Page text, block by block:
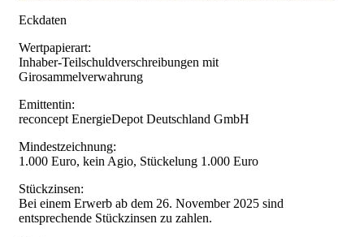
Eckdaten
Wertpapierart:
Inhaber-Teilschuldverschreibungen mit
Girosammelverwahrung
Emittentin:
reconcept EnergieDepot Deutschland GmbH
Mindestzeichnung:
1.000 Euro, kein Agio, Stückelung 1.000 Euro
Stückzinsen:
Bei einem Erwerb ab dem 26. November 2025 sind
entsprechende Stückzinsen zu zahlen.